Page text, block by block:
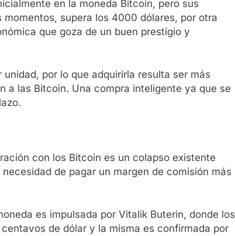
en la moneda Bitcoin, pero sus
supera los 4000 dólares, por otra
que goza de un buen prestigio y
por lo que adquirirla resulta ser más
a las Bitcoin. Una compra inteligente ya que se
con los Bitcoin es un colapso existente
de pagar un margen de comisión más
es impulsada por Vitalik Buterin, donde los
de dólar y la misma es confirmada por